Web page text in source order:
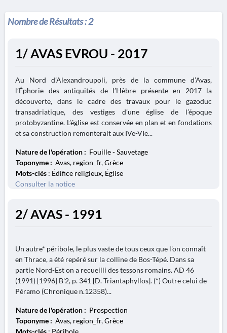
Nombre de Résultats :2
1/ AVAS EVROU - 2017
Au Nord d’Alexandroupoli, près de la commune d’Avas,
l’Éphorie des antiquités de l’Hèbre présente en 2017 la
découverte, dans le cadre des travaux pour le gazoduc
transadriatique, des vestiges d’une église de l’époque
protobyzantine. L’église est conservée en plan et en fondations
et sa construction remonterait aux IVe-VIe...
Nature de l'opération : Fouille - Sauvetage
Toponyme : Avas, region_fr, Grèce
Mots-clés : Édifice religieux, Église
Consulter la notice
2/ AVAS - 1991
Un autre* péribole, le plus vaste de tous ceux que l'on connaît
en Thrace, a été repéré sur la colline de Bos-Tépé. Dans sa
partie Nord-Est on a recueilli des tessons romains. AD 46
(1991) [1996] B'2, p. 341 [D. Triantaphyllos]. (*) Outre celui de
Péramo (Chronique n.12358)...
Nature de l'opération : Prospection
Toponyme : Avas, region_fr, Grèce
Mots-clés : Péribole